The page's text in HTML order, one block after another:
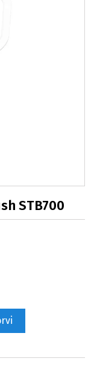
STB700